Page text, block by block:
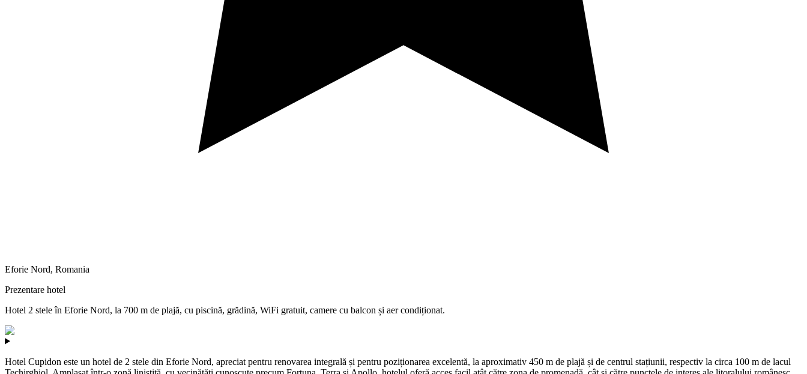
Eforie Nord, Romania
Prezentare hotel
Hotel 2 stele în Eforie Nord, la 700 m de plajă, cu piscină, grădină, WiFi gratuit, camere cu balcon și aer condiționat.
Hotel Cupidon este un hotel de 2 stele din Eforie Nord, apreciat pentru renovarea integrală și pentru poziționarea excelentă, la aproximativ 450 m de plajă și de centrul stațiunii, respectiv la circa 100 m de lacul